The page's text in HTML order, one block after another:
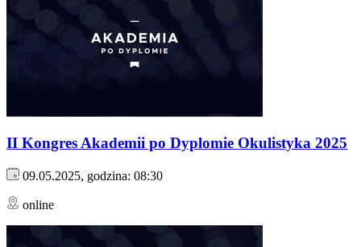
II Kongres Akademii po Dyplomie Okulistyka 2025
09.05.2025, godzina: 08:30
online